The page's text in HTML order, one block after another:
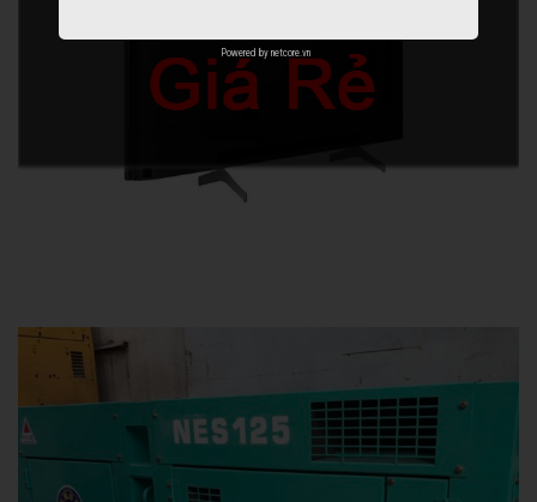
Powered by netcore.vn